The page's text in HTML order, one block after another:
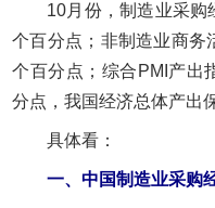
10月份，制造业采购
个百分点；非制造业商务
个百分点；综合PMI产出
分点，我国经济总体产出
具体看：
一、中国制造业采购